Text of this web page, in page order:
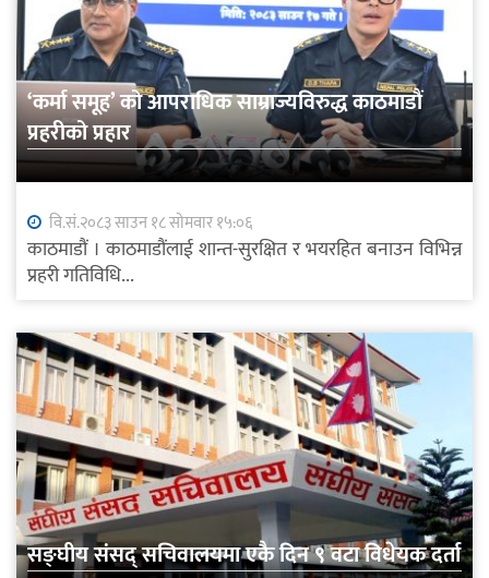
‘कर्मा समूह’ को आपराधिक साम्राज्यविरुद्ध काठमाडौं
प्रहरीको प्रहार
वि.सं.२०८३ साउन १८ सोमवार १५:०६
काठमाडौं । काठमाडौंलाई शान्त-सुरक्षित र भयरहित बनाउन विभिन्न
प्रहरी गतिविधि...
सङ्घीय संसद् सचिवालयमा एकै दिन ९ वटा विधेयक दर्ता